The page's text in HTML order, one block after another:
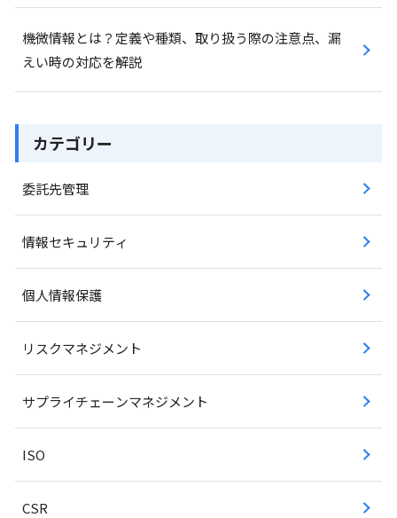
機微情報とは？定義や種類、取り扱う際の注意点、漏
えい時の対応を解説
カテゴリー
委託先管理
情報セキュリティ
個人情報保護
リスクマネジメント
サプライチェーンマネジメント
ISO
CSR